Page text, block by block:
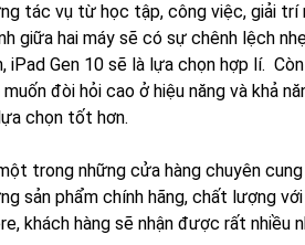
tác vụ từ học tập, công việc, giải trí
giữa hai máy sẽ có sự chênh lệch
iPad Gen 10 sẽ là lựa chọn hợp lí.
muốn đòi hỏi cao ở hiệu năng và khả
chọn tốt hơn.
trong những cửa hàng chuyên
sản phẩm chính hãng, chất lượng
khách hàng sẽ nhận được rất nhiều